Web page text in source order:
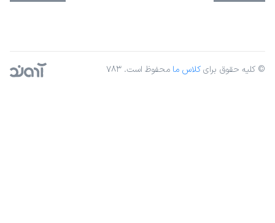
© کلیه حقوق برایکلاس ما محفوظ است. ۷۸۳